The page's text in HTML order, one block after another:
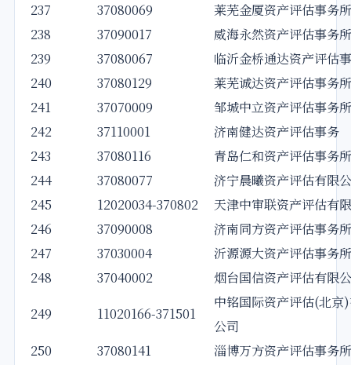
237
37080069
莱芜金厦资产评估事务所
238
37090017
威海永然资产评估事务所
239
37080067
临沂金桥通达资产评估
240
37080129
莱芜诚达资产评估事务所
241
37070009
邹城中立资产评估事务所
242
37110001
济南健达资产评估事务
243
37080116
青岛仁和资产评估事务所
244
37080077
济宁晨曦资产评估有限
245
12020034-370802
天津中审联资产评估有
246
37090008
济南同方资产评估事务所
247
37030004
沂源源大资产评估事务所
248
37040002
烟台国信资产评估有限
249
11020166-371501
中铭国际资产评估(北京
公司
250
37080141
淄博万方资产评估事务所